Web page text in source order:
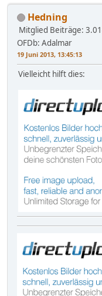
Hedning
Mitglied Beiträge:
OFDb: Adalmar
19 Juni 2013, 13:45:13
Vielleicht hilft dies: